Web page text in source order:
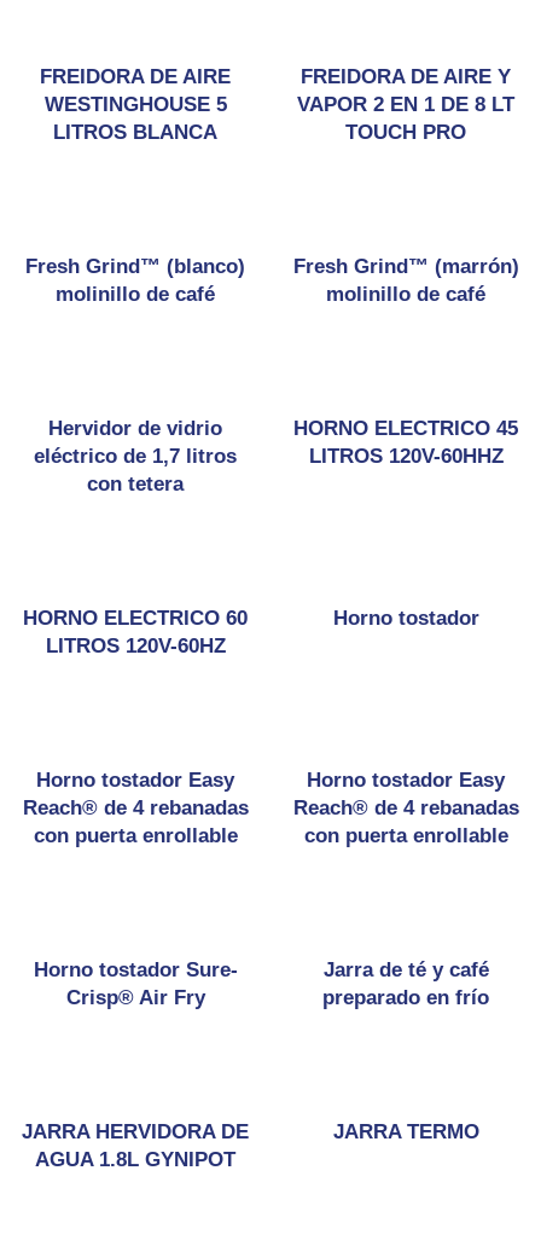
FREIDORA DE AIRE
WESTINGHOUSE 5
LITROS BLANCA
FREIDORA DE AIRE Y
VAPOR 2 EN 1 DE 8 LT
TOUCH PRO
Fresh Grind™ (blanco)
molinillo de café
Fresh Grind™ (marrón)
molinillo de café
Hervidor de vidrio
eléctrico de 1,7 litros
con tetera
HORNO ELECTRICO 45
LITROS 120V-60HHZ
HORNO ELECTRICO 60
LITROS 120V-60HZ
Horno tostador
Horno tostador Easy
Reach® de 4 rebanadas
con puerta enrollable
Horno tostador Easy
Reach® de 4 rebanadas
con puerta enrollable
Horno tostador Sure-
Crisp® Air Fry
Jarra de té y café
preparado en frío
JARRA HERVIDORA DE
AGUA 1.8L GYNIPOT
JARRA TERMO